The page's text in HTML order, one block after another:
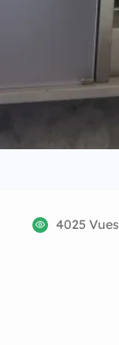
4025 Vues